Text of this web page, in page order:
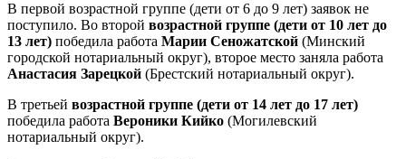
В первой возрастной группе (дети от 6 до 9 лет) заявок не
поступило. Во второй возрастной группе (дети от 10 лет до
13 лет) победила работа Марии Сеножатской (Минский
городской нотариальный округ), второе место заняла работа
Анастасия Зарецкой (Брестский нотариальный округ).
В третьей возрастной группе (дети от 14 лет до 17 лет)
победила работа Вероники Кийко (Могилевский
нотариальный округ).